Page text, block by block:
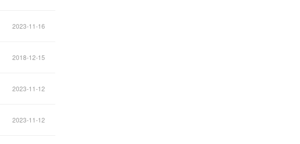
2023-11-16
2018-12-15
2023-11-12
2023-11-12